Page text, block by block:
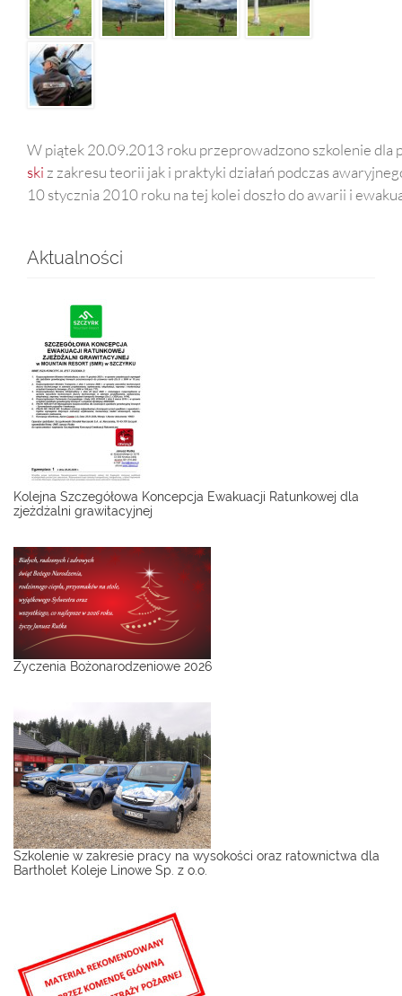
W piątek 20.09.2013 roku przeprowadzono szkolenie dla
ski z zakresu teorii jak i praktyki działań podczas
10 stycznia 2010 roku na tej kolei doszło do awarii i
Aktualności
Kolejna Szczegółowa Koncepcja Ewakuacji Ratunkowej dla
zjeżdżalni grawitacyjnej
Życzenia Bożonarodzeniowe 2026
Szkolenie w zakresie pracy na wysokości oraz ratownictwa dla
Bartholet Koleje Linowe Sp. z o.o.